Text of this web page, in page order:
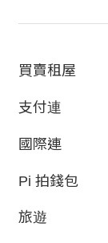
買賣租屋
支付連
國際連
Pi 拍錢包
旅遊